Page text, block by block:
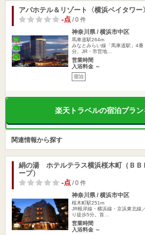
アパホテル＆リゾート〈横浜ベイタワー〉
-点/ 0 件
神奈川県 / 横浜市中区
馬車道駅264m
みなとみらい線「馬車道駅」4
分、JR・市営地…
営業時間
入浴料金 ～
宿泊
楽天トラベルの宿泊プラン
関連情報から探す
絹の湯 ホテルテラス横浜桜木町（ＢＢ
ープ）
-点/ 0 件
神奈川県 / 横浜市中区
桜木町駅251m
JR根岸線・横浜線・京浜東北線
り徒歩5分。首…
営業時間
入浴料金 ～